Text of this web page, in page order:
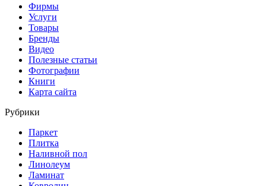
Фирмы
Услуги
Товары
Бренды
Видео
Полезные статьи
Фотографии
Книги
Карта сайта
Рубрики
Паркет
Плитка
Наливной пол
Линолеум
Ламинат